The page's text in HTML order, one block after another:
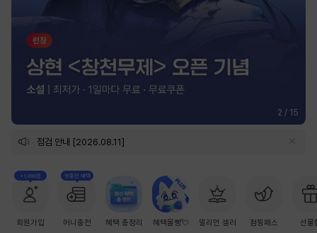
2 / 15
점검 안내 [2026.08.11]
+1,000원
회원가입
첫충전 혜택
머니충전 혜택 총정리 혜택몰빵💘 밀리언 셀러 점핑패스 선물